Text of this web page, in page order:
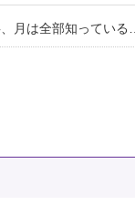
月は全部知っている…